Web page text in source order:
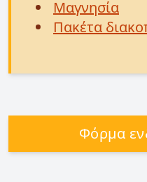
Μαγνησία
Πακέτα
Φόρμα